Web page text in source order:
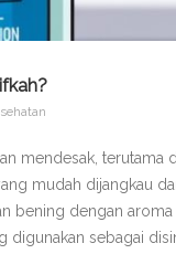
mendesak, terutama
mudah dijangkau
bening dengan aroma
sebagai